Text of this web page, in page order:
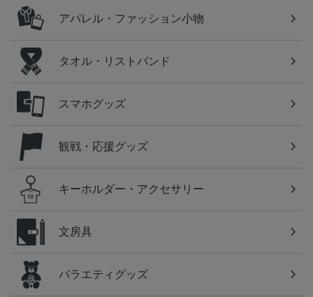
アパレル・ファッション小物
タオル・リストバンド
スマホグッズ
観戦・応援グッズ
キーホルダー・アクセサリー
文房具
バラエティグッズ